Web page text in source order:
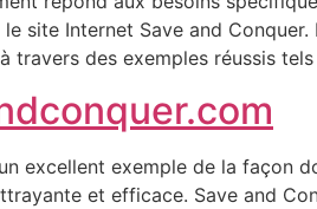
site Internet Save and
travers des exemples réussis
excellent exemple de la façon
et efficace. Save and